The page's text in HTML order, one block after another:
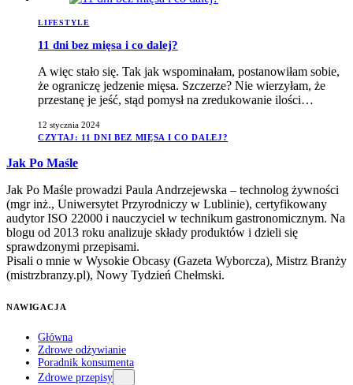
LIFESTYLE
11 dni bez mięsa i co dalej?
A więc stało się. Tak jak wspominałam, postanowiłam sobie,
że ograniczę jedzenie mięsa. Szczerze? Nie wierzyłam, że
przestanę je jeść, stąd pomysł na zredukowanie ilości…
12 stycznia 2024
CZYTAJ : 11 DNI BEZ MIĘSA I CO DALEJ?
Jak Po Maśle
Jak Po Maśle prowadzi Paula Andrzejewska – technolog żywności
(mgr inż., Uniwersytet Przyrodniczy w Lublinie), certyfikowany
audytor ISO 22000 i nauczyciel w technikum gastronomicznym. Na
blogu od 2013 roku analizuje składy produktów i dzieli się
sprawdzonymi przepisami.
Pisali o mnie w Wysokie Obcasy (Gazeta Wyborcza), Mistrz Branży
(mistrzbranzy.pl), Nowy Tydzień Chełmski.
NAWIGACJA
Główna
Zdrowe odżywianie
Poradnik konsumenta
Zdrowe przepisy